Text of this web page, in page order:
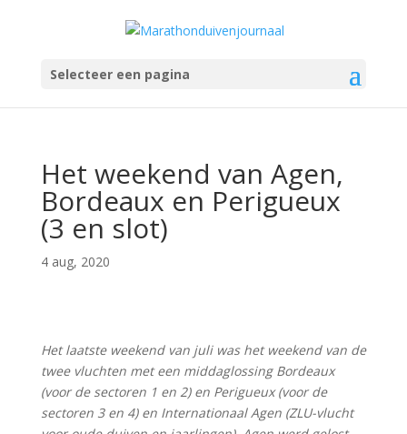
Selecteer een pagina
Het weekend van Agen,
Bordeaux en Perigueux
(3 en slot)
4 aug, 2020
Het laatste weekend van juli was het weekend van de
twee vluchten met een middaglossing Bordeaux
(voor de sectoren 1 en 2) en Perigueux (voor de
sectoren 3 en 4) en Internationaal Agen (ZLU-vlucht